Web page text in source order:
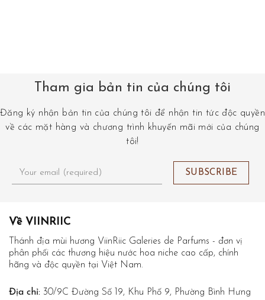
Tham gia bản tin của chúng tôi
Đăng ký nhận bản tin của chúng tôi để nhận tin tức độc quyền
về các mặt hàng và chương trình khuyến mãi mới của chúng
tôi!
Về VIINRIIC
Thánh địa mùi hương ViinRiic Galeries de Parfums - đơn vị
phân phối các thương hiệu nước hoa niche cao cấp, chính
hãng và độc quyền tại Việt Nam.
Địa chỉ: 30/9C Đường Số 19, Khu Phố 9, Phường Bình Hưng